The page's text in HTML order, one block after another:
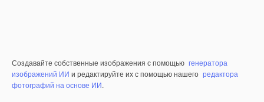
Создавайте собственные изображения с помощью генератора
изображений ИИ и редактируйте их с помощью нашего редактора
фотографий на основе ИИ.